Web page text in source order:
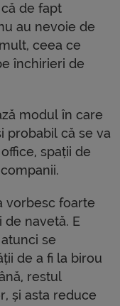
de fapt
au nevoie de
ceea ce
închirieri de
modul în care
probabil că se va
spații de
vorbesc foarte
navetă. E
se
de a fi la birou
restul
și asta reduce